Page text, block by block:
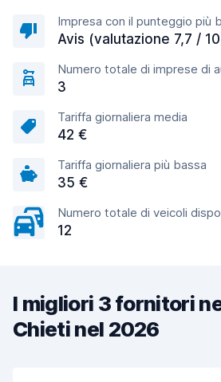
Impresa con il punteggio più
Avis (valutazione 7,7 /
Numero totale di imprese di
3
Tariffa giornaliera media
42 €
Tariffa giornaliera più bassa
35 €
Numero totale di veicoli
12
I migliori 3 fornitori
Chieti nel 2026